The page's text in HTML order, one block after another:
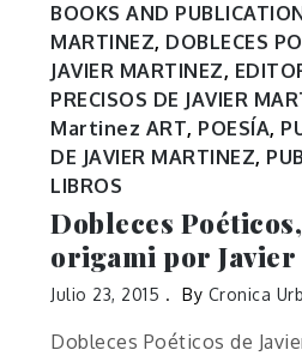
BOOKS AND
MARTINEZ, DOBLECES
JAVIER MARTINEZ,
PRECISOS DE JAVIER
Martinez ART, POESÍA,
DE JAVIER MARTINEZ,
LIBROS
Dobleces
origami por
Julio 23, 2015 By Cronica
Dobleces Poéticos de